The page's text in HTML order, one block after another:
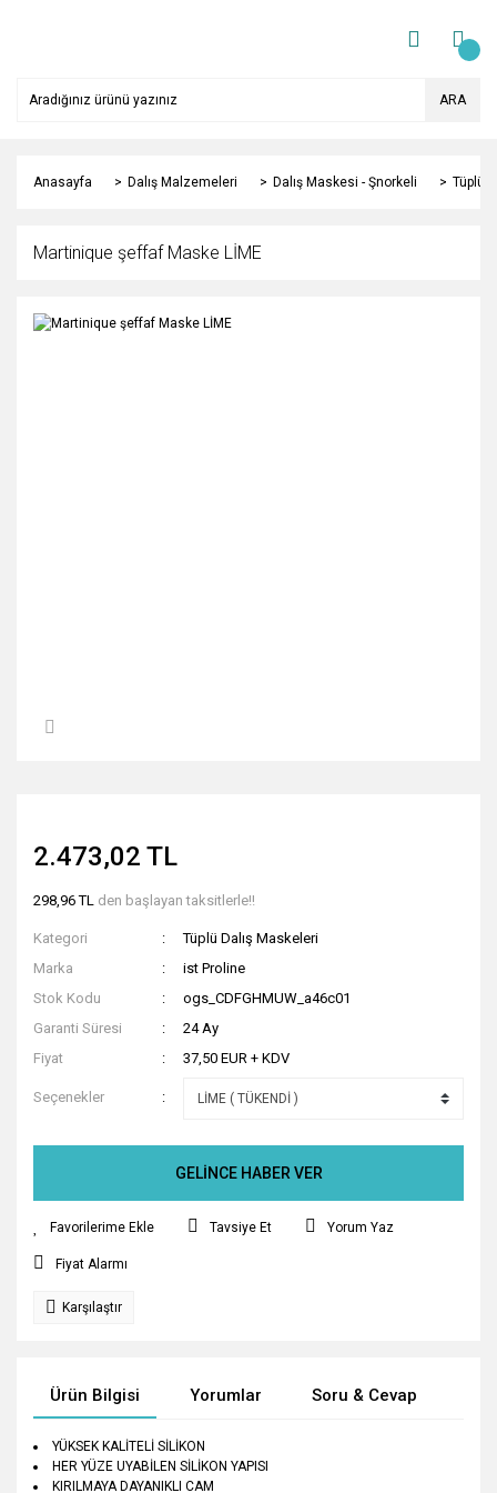
ARA
Anasayfa Dalış Malzemeleri Dalış Maskesi - Şnorkeli Tüplü
Martinique şeffaf Maske LİME
2.473,02 TL
298,96 TL den başlayan taksitlerle!!
Kategori
Tüplü Dalış Maskeleri
Marka
ist Proline
Stok Kodu
ogs_CDFGHMUW_a46c01
Garanti Süresi
24 Ay
Fiyat
37,50 EUR + KDV
Seçenekler
GELİNCE HABER VER
Tavsiye Et Yorum Yaz
Fiyat Alarmı
Karşılaştır
Ürün Bilgisi Yorumlar Soru & Cevap
YÜKSEK KALİTELİ SİLİKON
HER YÜZE UYABİLEN SİLİKON YAPISI
KIRILMAYA DAYANIKLI CAM